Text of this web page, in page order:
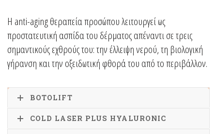
Η anti-aging θεραπεία προσώπου λειτουργεί ως
προστατευτική ασπίδα του δέρματος απέναντι σε τρεις
σημαντικούς εχθρούς του: την έλλειψη νερού, τη βιολογική
γήρανση και την οξειδωτική φθορά του από το περιβάλλον.
BOTOLIFT
COLD LASER PLUS HYALURONIC